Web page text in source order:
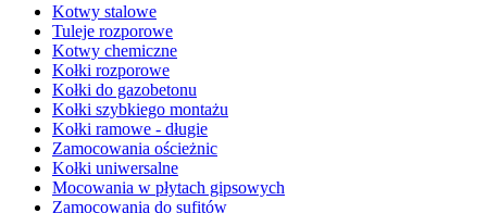
Kotwy stalowe
Tuleje rozporowe
Kotwy chemiczne
Kołki rozporowe
Kołki do gazobetonu
Kołki szybkiego montażu
Kołki ramowe - długie
Zamocowania ościeżnic
Kołki uniwersalne
Mocowania w płytach gipsowych
Zamocowania do sufitów